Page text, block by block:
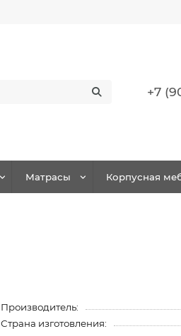
+7
Матрасы Корпусная
Производитель:
Страна изготовления: